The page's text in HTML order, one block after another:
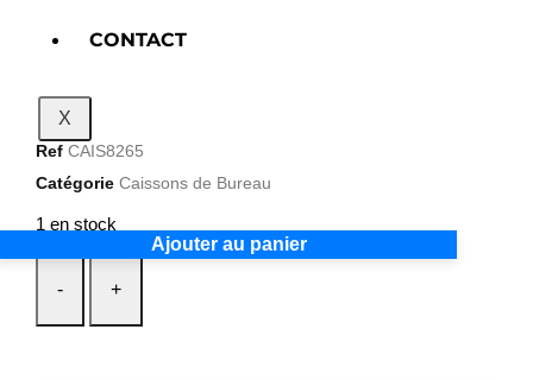
CONTACT
X
Ref CAIS8265
Catégorie Caissons de Bureau
1 en stock
- +
Ajouter au panier